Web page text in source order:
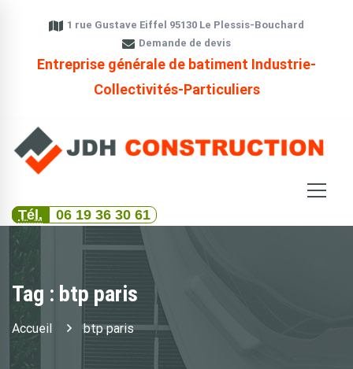
1 rue Gustave Eiffel 95130 Le Plessis-Bouchard
Demande de devis
Entreprise générale de batiment Industrie-
Collectivités-Particuliers
Tél. 06 19 36 30 61
Tag : btp paris
Accueil btp paris